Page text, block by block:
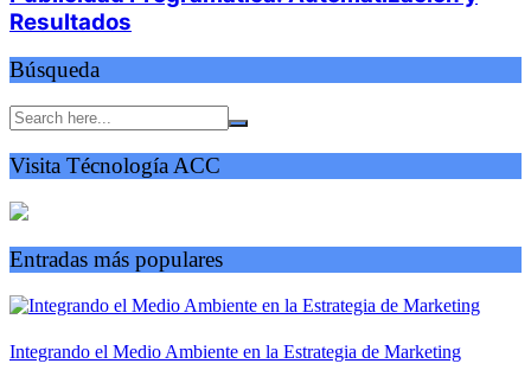
Resultados
Búsqueda
Visita Técnología ACC
Entradas más populares
Integrando el Medio Ambiente en la Estrategia de Marketing